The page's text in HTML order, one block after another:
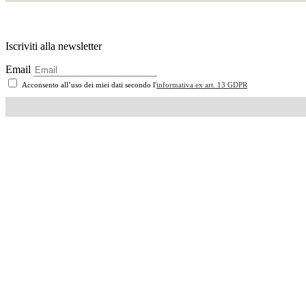
Iscriviti alla newsletter
Email
Acconsento all’uso dei miei dati secondo l'informativa ex art. 13 GDPR